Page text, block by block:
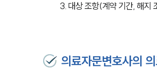
3. 대상 조항(계약 기간, 해지
의료자문변호사의